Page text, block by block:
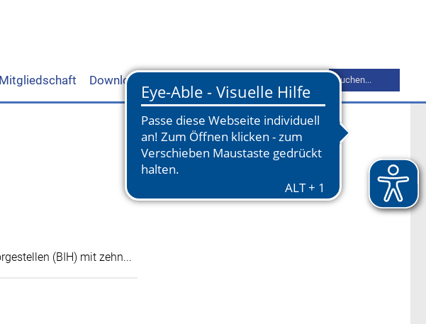
Mitgliedschaft Downloads
Suchbegriff
(BIH) mit zehn...